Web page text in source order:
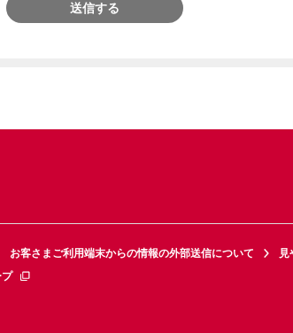
送信する
お客さまご利用端末からの情報の外部送信について
見
プ